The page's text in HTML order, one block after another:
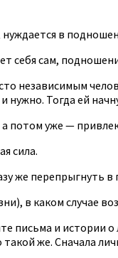
в
себя сам,
независимым
нужно. Тогда ей
потом уже —
сила.
же перепрыгнуть
в каком случае
письма и истории
же. Сначала